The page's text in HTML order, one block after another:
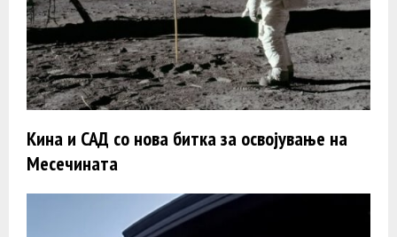
Кина и САД со нова битка за освојување на
Месечината